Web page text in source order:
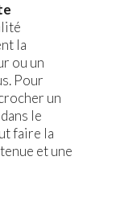
la
ou un
Pour
un
le
faire la
et une